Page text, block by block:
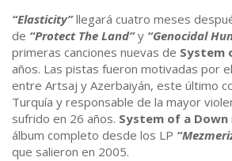
“Elasticity”llegará cuatro meses
de “Protect The Land”y “Genocidal
primeras canciones nuevas de System
años. Las pistas fueron motivadas por
entre Artsaj y Azerbaiyán, este último
Turquía y responsable de la mayor
sufrido en 26 años. System of a Down
álbum completo desde los LP
que salieron en 2005.